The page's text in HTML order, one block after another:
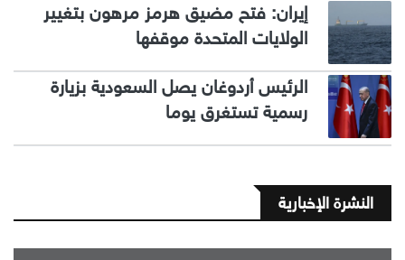
إيران: فتح مضيق هرمز مرهون بتغيير
الولايات المتحدة موقفها
الرئيس أردوغان يصل السعودية بزيارة
رسمية تستغرق يوما
النشرة الإخبارية